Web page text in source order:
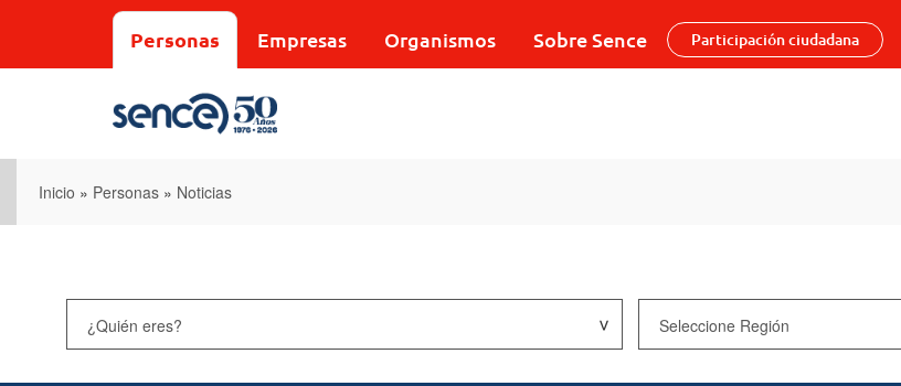
Personas Empresas Organismos Sobre Sence Participación ciudadana
Inicio » Personas » Noticias